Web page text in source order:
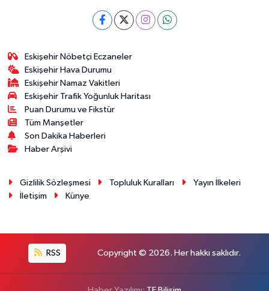
Eskişehir Nöbetçi Eczaneler
Eskişehir Hava Durumu
Eskişehir Namaz Vakitleri
Eskişehir Trafik Yoğunluk Haritası
Puan Durumu ve Fikstür
Tüm Manşetler
Son Dakika Haberleri
Haber Arşivi
Gizlilik Sözleşmesi Topluluk Kuralları
Yayın İlkeleri
İletişim
Künye
RSS Copyright © 2026. Her hakkı saklıdır.